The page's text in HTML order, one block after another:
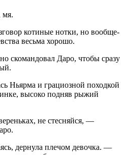
мя.
котиные нотки, но вообще-
весьма хорошо.
скомандовал Даро, чтобы сразу
Ньярма и грациозной походкой
высоко подняв рыжий
не стесняйся, —
дернула плечом девочка. —